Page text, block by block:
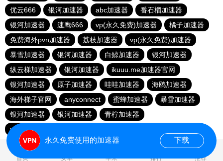
优云666
银河加速器 abc加速器
番石榴加速器
银河加速器
速鹰666 vp(永久免费)加速器
橘子加速器
免费海外pvn加速器
荔枝加速器
vp(永久免费)加速器
暴雪加速器
银河加速器 白鲸加速器
银河加速器
纵云梯加速器
银河加速器
ikuuu.me加速器官网
银河加速器
原子加速器 哇哇加速器
海鸥加速器
海外梯子官网
anyconnect 蜜蜂加速器
暴雪加速器
银河加速器
银河加速器
青柠加速器
vp(永久免费)加速器
首页 安卓 苹果 排行 推荐
永久免费使用的加速器 下载
0.105693s